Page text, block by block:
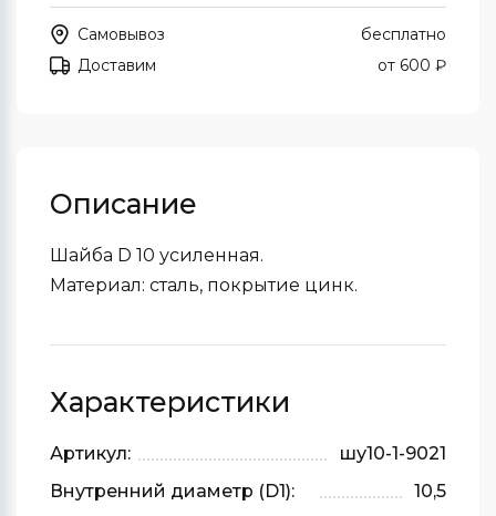
Самовывоз
бесплатно
Доставим
от 600 ₽
Описание
Шайба D 10 усиленная.
Материал: сталь, покрытие цинк.
Характеристики
Артикул:
шу10-1-9021
Внутренний диаметр (D1):
10,5